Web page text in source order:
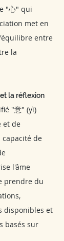
"心" qui
met en
entre
la
la réflexion
"意" (yì)
et de
de
l'âme
prendre du
disponibles et
basés sur